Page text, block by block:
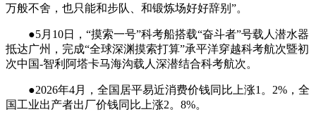
万般不舍，也只能和步队、和锻炼场好好辞别”。
●5月10日，“摸索一号”科考船搭载“奋斗者”号载人潜水器
抵达广州，完成“全球深渊摸索打算”承平洋穿越科考航次暨初
次中国-智利阿塔卡马海沟载人深潜结合科考航次。
●2026年4月，全国居平易近消费价钱同比上涨1。2%，全
国工业出产者出厂价钱同比上涨2。8%。